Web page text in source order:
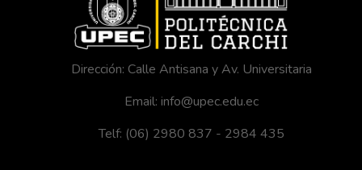
Dirección: Calle Antisana y Av. Universitaria
Email: info@upec.edu.ec
Telf: (06) 2980 837 - 2984 435